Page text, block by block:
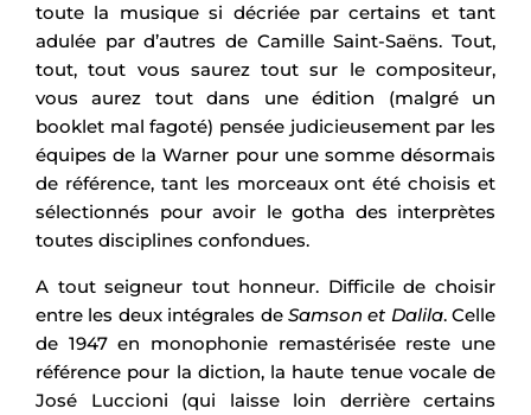
toute la musique si décriée par certains et tant
adulée par d’autres de Camille Saint-Saëns. Tout,
tout, tout vous saurez tout sur le compositeur,
vous aurez tout dans une édition (malgré un
booklet mal fagoté) pensée judicieusement par les
équipes de la Warner pour une somme désormais
de référence, tant les morceaux ont été choisis et
sélectionnés pour avoir le gotha des interprètes
toutes disciplines confondues.
A tout seigneur tout honneur. Difficile de choisir
entre les deux intégrales de Samson et Dalila. Celle
de 1947 en monophonie remastérisée reste une
référence pour la diction, la haute tenue vocale de
José Luccioni (qui laisse loin derrière certains